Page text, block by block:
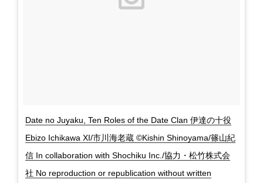
Date no Juyaku, Ten Roles of the Date Clan 伊達の十役
Ebizo Ichikawa XI/市川海老蔵 ©Kishin Shinoyama/篠山紀
信 In collaboration with Shochiku Inc./協力・松竹株式会
社 No reproduction or republication without written